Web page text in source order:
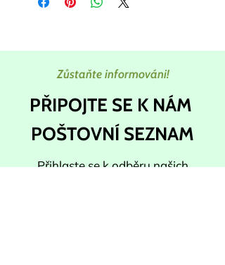
Zůstaňte informováni!
PŘIPOJTE SE K NÁM
POŠTOVNÍ SEZNAM
Přihlaste se k odběru našich